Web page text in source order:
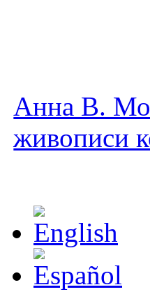
Анна В.
живописи